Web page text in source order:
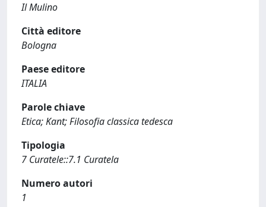
Il Mulino
Città editore
Bologna
Paese editore
ITALIA
Parole chiave
Etica; Kant; Filosofia classica tedesca
Tipologia
7 Curatele::7.1 Curatela
Numero autori
1